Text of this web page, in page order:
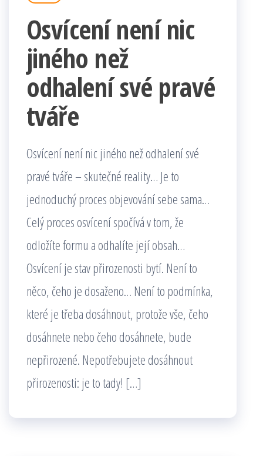
Osvícení není nic
jiného než
odhalení své pravé
tváře
Osvícení není nic jiného než odhalení své
pravé tváře – skutečné reality… Je to
jednoduchý proces objevování sebe sama…
Celý proces osvícení spočívá v tom, že
odložíte formu a odhalíte její obsah…
Osvícení je stav přirozenosti bytí. Není to
něco, čeho je dosaženo… Není to podmínka,
které je třeba dosáhnout, protože vše, čeho
dosáhnete nebo čeho dosáhnete, bude
nepřirozené. Nepotřebujete dosáhnout
přirozenosti: je to tady! […]